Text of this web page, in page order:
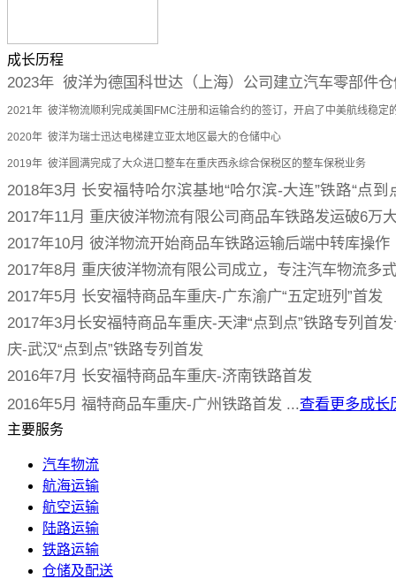
成长历程
2023年 彼洋为德国科世达（上海）公司建立汽车零部件
2021年 彼洋物流顺利完成美国FMC注册和运输合约的签订，开启了中美航线稳定
2020年 彼洋为瑞士迅达电梯建立亚太地区最大的仓储中心
2019年 彼洋圆满完成了大众进口整车在重庆西永综合保税区的整车保税业务
2018年3月 长安福特哈尔滨基地“哈尔滨-大连”铁路“点到
2017年11月 重庆彼洋物流有限公司商品车铁路发运破6万
2017年10月 彼洋物流开始商品车铁路运输后端中转库操作
2017年8月 重庆彼洋物流有限公司成立，专注汽车物流多
2017年5月 长安福特商品车重庆-广东渝广“五定班列”首发
2017年3月长安福特商品车重庆-天津“点到点”铁路专列首
庆-武汉“点到点”铁路专列首发
2016年7月 长安福特商品车重庆-济南铁路首发
2016年5月 福特商品车重庆-广州铁路首发 ...查看更多成长
主要服务
汽车物流
航海运输
航空运输
陆路运输
铁路运输
仓储及配送